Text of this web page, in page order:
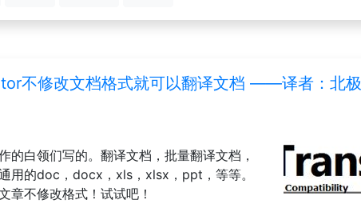
不修改文档格式就可以翻译文档 ——译者：北极
的白领们写的。翻译文档，批量翻译文档，
用的doc，docx，xls，xlsx，ppt，等等。
章不修改格式！试试吧！